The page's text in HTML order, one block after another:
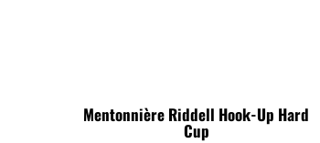
Mentonnière Riddell Hook-Up Hard
Cup